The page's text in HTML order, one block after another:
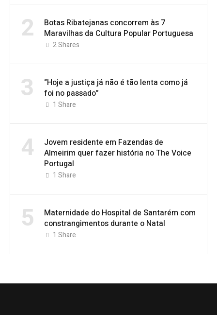
2
Botas Ribatejanas concorrem às 7
Maravilhas da Cultura Popular Portuguesa
2Shares
3
“Hoje a justiça já não é tão lenta como já
foi no passado”
1 Share
4
Jovem residente em Fazendas de
Almeirim quer fazer história no The Voice
Portugal
1 Share
5
Maternidade do Hospital de Santarém com
constrangimentos durante o Natal
1 Share